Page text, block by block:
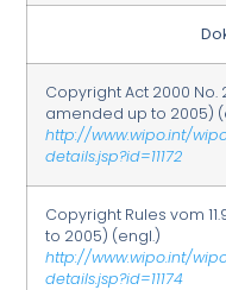
Copyright Act 2000 No.
amended up to 2005)
http://www.wipo.int/
details.jsp?id=11172
Copyright Rules vom
to 2005) (engl.)
http://www.wipo.int/
details.jsp?id=11174